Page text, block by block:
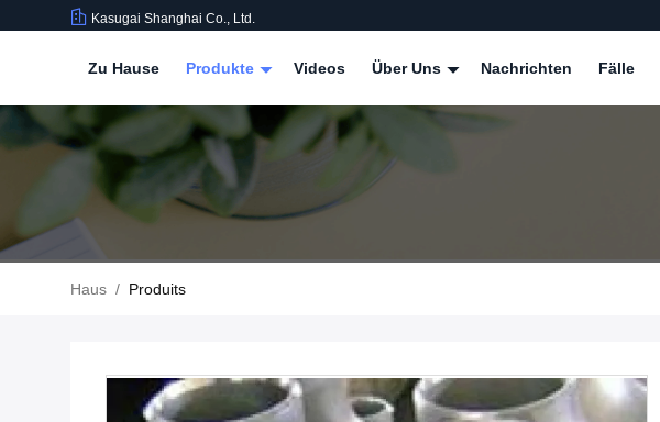
Kasugai Shanghai Co., Ltd.
Zu Hause Produkte Videos Über Uns Nachrichten Fälle
Haus / Produits